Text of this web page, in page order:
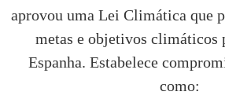
aprovou uma Lei Climática que
metas e objetivos climáticos
Espanha. Estabelece
como: